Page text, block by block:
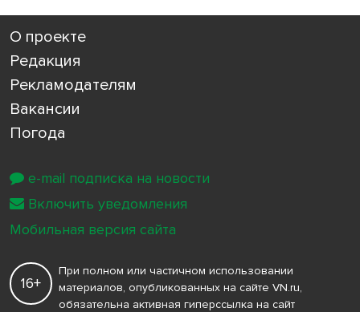
О проекте
Редакция
Рекламодателям
Вакансии
Погода
16+
При полном или частичном использовании
материалов, опубликованных на сайте VN.ru,
обязательна активная гиперссылка на сайт
e-mail подписка на новости
Включить уведомления
Мобильная версия сайта